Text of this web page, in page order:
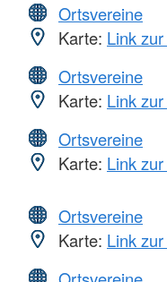
Ortsvereine
Karte: Link
Ortsvereine
Karte: Link
Ortsvereine
Karte: Link
Ortsvereine
Karte: Link